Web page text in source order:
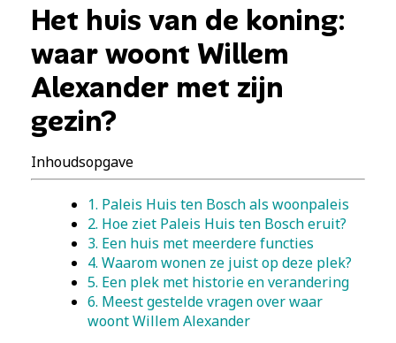
Het huis van de koning:
waar woont Willem
Alexander met zijn
gezin?
Inhoudsopgave
1. Paleis Huis ten Bosch als woonpaleis
2. Hoe ziet Paleis Huis ten Bosch eruit?
3. Een huis met meerdere functies
4. Waarom wonen ze juist op deze plek?
5. Een plek met historie en verandering
6. Meest gestelde vragen over waar
woont Willem Alexander